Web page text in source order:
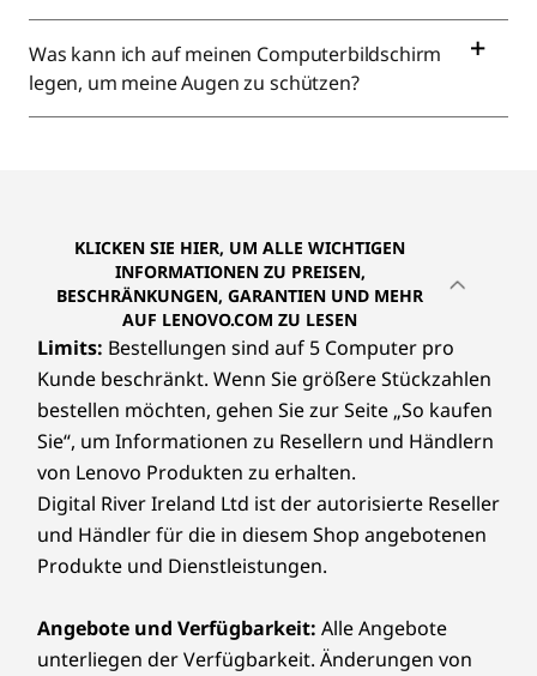
Was kann ich auf meinen Computerbildschirm
legen, um meine Augen zu schützen?
KLICKEN SIE HIER, UM ALLE WICHTIGEN
INFORMATIONEN ZU PREISEN,
BESCHRÄNKUNGEN, GARANTIEN UND MEHR
AUF LENOVO.COM ZU LESEN
Limits: Bestellungen sind auf 5 Computer pro
Kunde beschränkt. Wenn Sie größere Stückzahlen
bestellen möchten, gehen Sie zur Seite „So kaufen
Sie“, um Informationen zu Resellern und Händlern
von Lenovo Produkten zu erhalten.
Digital River Ireland Ltd ist der autorisierte Reseller
und Händler für die in diesem Shop angebotenen
Produkte und Dienstleistungen.
Angebote und Verfügbarkeit: Alle Angebote
unterliegen der Verfügbarkeit. Änderungen von